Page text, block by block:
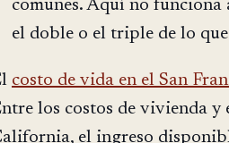
comunes. Aquí no funciona
el doble o el triple de lo
costo de vida en el San
los costos de vivienda y
el ingreso